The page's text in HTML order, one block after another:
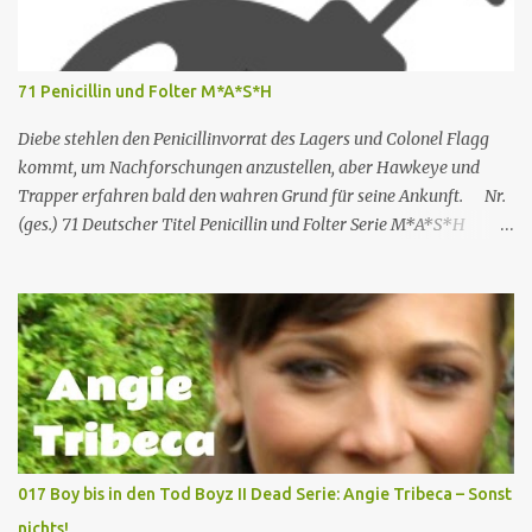
Die Verdächtigen sind nach England zurückgekehrt. Der
Kommandant beschließt daraufhin, sein Team (mit Ausnahme von
JP) nach London zu schicken, um die Ermittlungen mit Hilfe eines
71 Penicillin und Folter M*A*S*H
Diebe stehlen den Penicillinvorrat des Lagers und Colonel Flagg
kommt, um Nachforschungen anzustellen, aber Hawkeye und
Trapper erfahren bald den wahren Grund für seine Ankunft. Nr.
(ges.) 71 Deutscher Titel Penicillin und Folter Serie M*A*S*H
Erstaus­strahlung USA 11. Mär. 1975 Deutsch­sprachige EA 19. Apr.
1991 Rolle Schauspieler Synchron sprecher DVD-Nach synchro
VHS M*A*S*H – Teil 2 Captain Benjamin Franklin „Hawkeye“
Pierce Alan Alda Thomas Wolff Reinhard Scheunemann Hans-
Werner Bussinger Captain „Trapper“ John McIntyre Wayne Rogers
Gerald Paradies – Lieutenant Colonel Henry Blake McLean
Stevenson Lothar Mann – Captain B.J. Hunnicutt Mike Farrell Jörg
Hengstler Norbert Langer Colonel Sherman Potter Harry Morgan
017 Boy bis in den Tod Boyz II Dead Serie: Angie Tribeca – Sonst